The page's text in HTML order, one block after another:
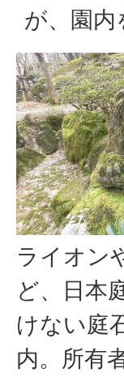
が、園
ライオン
ど、日本
けない庭
内。所有